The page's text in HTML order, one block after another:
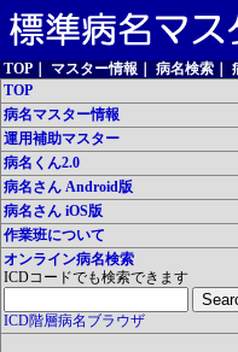
TOP マスター情報 病名検索
TOP
病名マスター情報
運用補助マスター
病名くん2.0
病名さん Android版
病名さん iOS版
作業班について
オンライン病名検索
ICDコードでも検索できます
ICD階層病名ブラウザ